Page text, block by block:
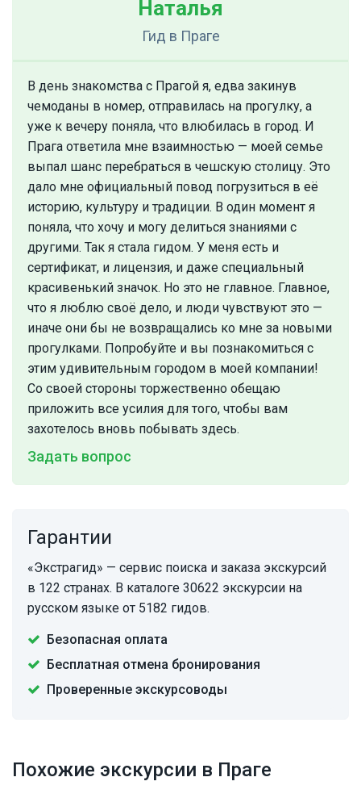
Наталья
Гид в Праге
В день знакомства с Прагой я, едва закинув
чемоданы в номер, отправилась на прогулку, а
уже к вечеру поняла, что влюбилась в город. И
Прага ответила мне взаимностью — моей семье
выпал шанс перебраться в чешскую столицу. Это
дало мне официальный повод погрузиться в её
историю, культуру и традиции. В один момент я
поняла, что хочу и могу делиться знаниями с
другими. Так я стала гидом. У меня есть и
сертификат, и лицензия, и даже специальный
красивенький значок. Но это не главное. Главное,
что я люблю своё дело, и люди чувствуют это —
иначе они бы не возвращались ко мне за новыми
прогулками. Попробуйте и вы познакомиться с
этим удивительным городом в моей компании!
Со своей стороны торжественно обещаю
приложить все усилия для того, чтобы вам
захотелось вновь побывать здесь.
Задать вопрос
Гарантии
«Экстрагид» — сервис поиска и заказа экскурсий
в 122 странах. В каталоге 30622 экскурсии на
русском языке от 5182 гидов.
Безопасная оплата
Бесплатная отмена бронирования
Проверенные экскурсоводы
Похожие экскурсии в Праге